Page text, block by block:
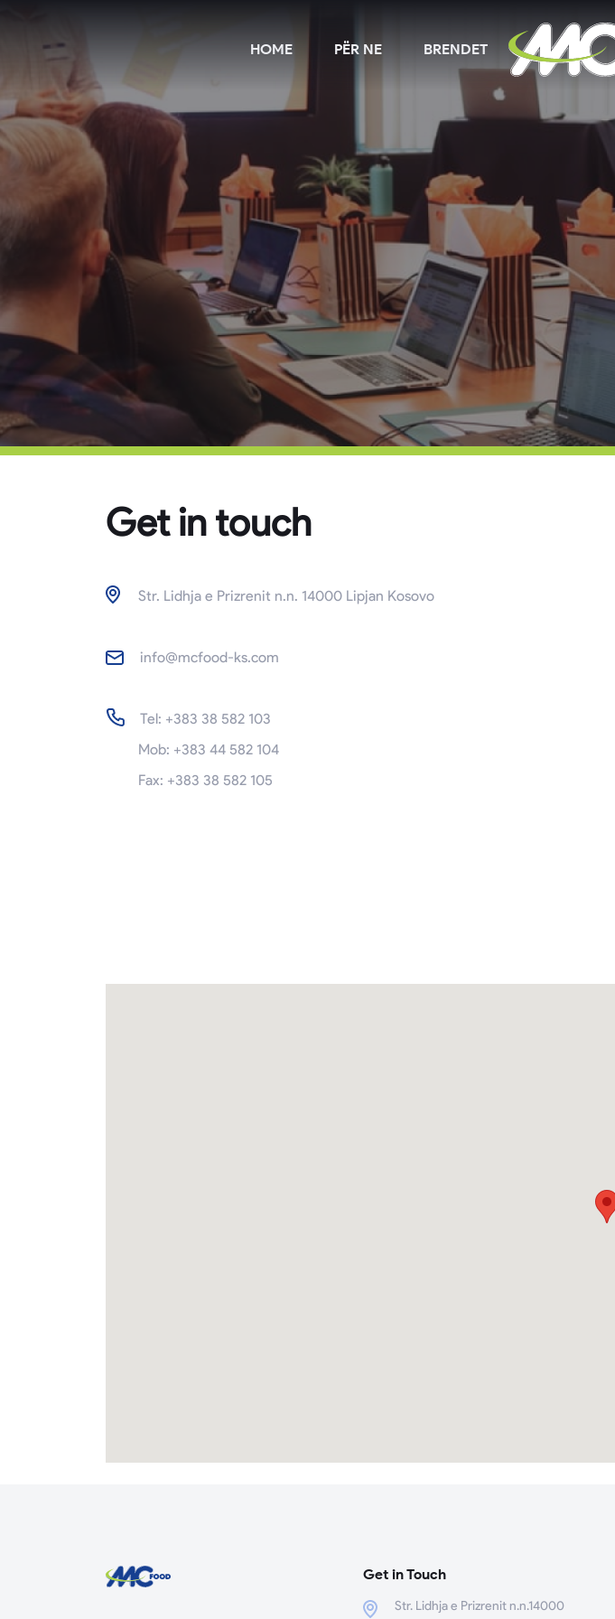
HOME PËR NE BRENDET
Get in touch
Str. Lidhja e Prizrenit n.n. 14000 Lipjan Kosovo
info@mcfood-ks.com
Tel: +383 38 582 103
Mob: +383 44 582 104
Fax: +383 38 582 105
Get in Touch
Str. Lidhja e Prizrenit n.n.14000